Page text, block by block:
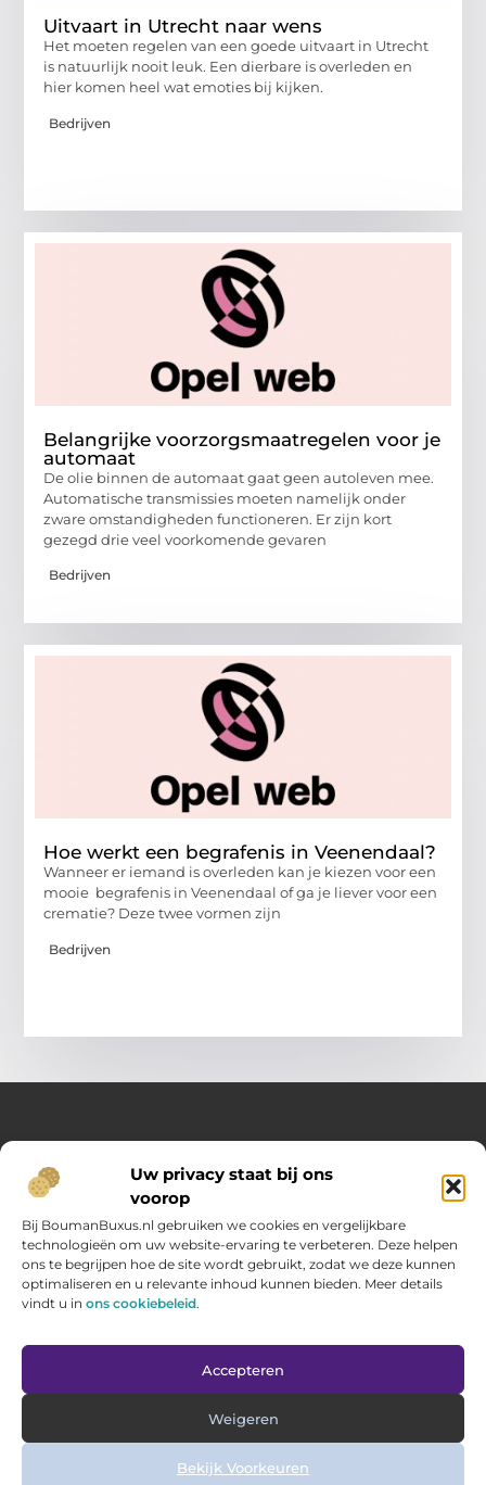
Uw privacy staat bij ons
voorop
Bij BoumanBuxus.nl gebruiken we cookies en vergelijkbare
technologieën om uw website-ervaring te verbeteren. Deze helpen
ons te begrijpen hoe de site wordt gebruikt, zodat we deze kunnen
optimaliseren en u relevante inhoud kunnen bieden. Meer details
vindt u in ons cookiebeleid.
Accepteren
Weigeren
Bekijk Voorkeuren
Uitvaart in Utrecht naar wens
Het moeten regelen van een goede uitvaart in Utrecht
is natuurlijk nooit leuk. Een dierbare is overleden en
hier komen heel wat emoties bij kijken.
Bedrijven
Belangrijke voorzorgsmaatregelen voor je
automaat
De olie binnen de automaat gaat geen autoleven mee.
Automatische transmissies moeten namelijk onder
zware omstandigheden functioneren. Er zijn kort
gezegd drie veel voorkomende gevaren
Bedrijven
Hoe werkt een begrafenis in Veenendaal?
Wanneer er iemand is overleden kan je kiezen voor een
mooie begrafenis in Veenendaal of ga je liever voor een
crematie? Deze twee vormen zijn
Bedrijven
Over Opelweb
Jouw startpunt voor handige tips en inspirerende artikelen
Op Opelweb.nl vind je een gevarieerd aanbod aan blogs en
content die je helpen meer uit je dag te halen – van nuttige
adviezen tot verrassende inzichten voor in het dagelijks leven.
Main Links
Bericht categorie